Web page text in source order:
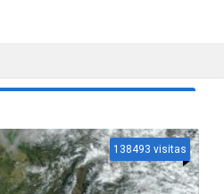
138493 visitas